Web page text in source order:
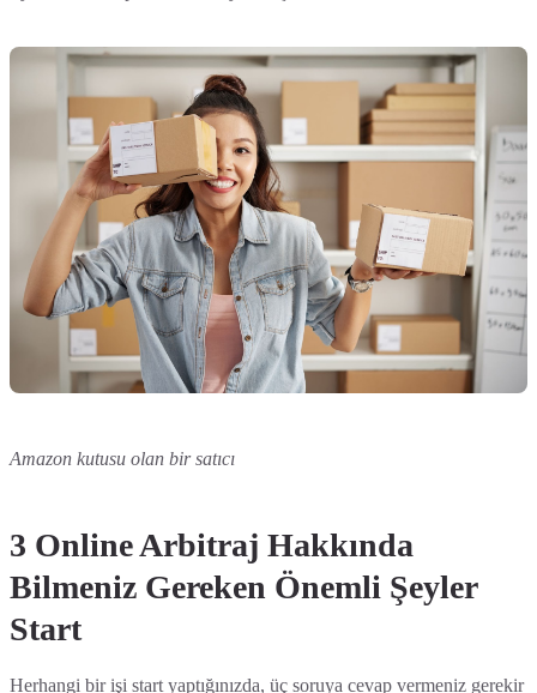
Amazon kutusu olan bir satıcı
3 Online Arbitraj Hakkında
Bilmeniz Gereken Önemli Şeyler
Start
Herhangi bir işi start yaptığınızda, üç soruya cevap vermeniz gerekir